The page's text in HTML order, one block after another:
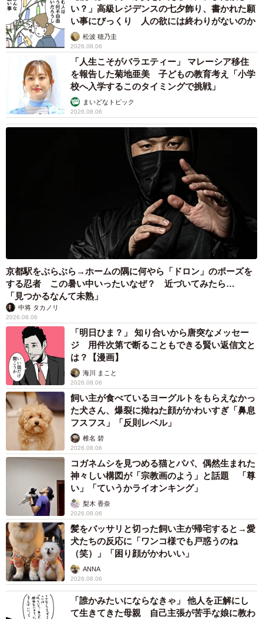
い？」高級レジデンスの七夕飾り、書かれた願
い事にびっくり 人の欲には終わりがないのか
松波 穂乃圭
2026.08.06
「人生こそがバラエティー」 マレーシア移住
を報告した菊地亜美 子どもの教育考え「小学
校へ入学するこのタイミングで挑戦」
まいどなトピック
2026.08.06
京都駅をぶらぶら→ホームの隅に何やら「ドロン」のポーズを
する忍者 この暑い中いったいなぜ？ 近づいてみたら…
「見つかるなんて未熟」
中将 タカノリ
2026.08.06
「明日ひま？」 知り合いから唐突なメッセー
ジ 用件次第で断ることもできる賢い返信文と
は？【漫画】
海川 まこと
2026.08.06
飼い主が食べているヨーグルトをもらえなかっ
た犬さん、爆裂に拗ねた顔がかわいすぎ「鼻息
フスフス」「反則レベル」
椎名 碧
2026.08.06
コガネムシを見つめる猫とパパ、偶然生まれた
神々しい構図が「宗教画のよう」と話題 「尊
い」「ていうかライオンキング」
梨木 香奈
2026.08.06
髪をバッサリと切った飼い主が帰宅すると→愛
犬たちの反応に「ワンコ様でも戸惑うのね
（笑）」「困り顔がかわいい」
ANNA
2026.08.06
「誰かみたいにならなきゃ」 他人を正解にし
て生きてきた母親 自己主張が苦手な娘に教わ